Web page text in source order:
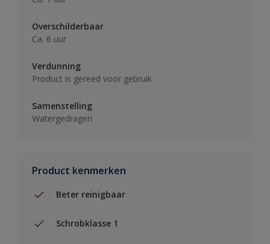
Overschilderbaar
Ca. 6 uur
Verdunning
Product is gereed voor gebruik
Samenstelling
Watergedragen
Product kenmerken
Beter reinigbaar
Schrobklasse 1